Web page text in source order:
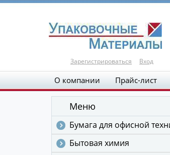
Зарегистрироваться Вход
О компании Прайс-лист
Меню
Бумага для офисной
Бытовая химия